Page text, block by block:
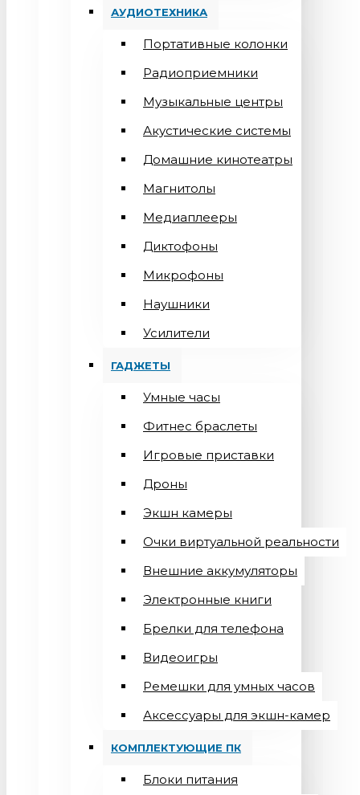
АУДИОТЕХНИКА
Портативные колонки
Радиоприемники
Музыкальные центры
Акустические системы
Домашние кинотеатры
Магнитолы
Медиаплееры
Диктофоны
Микрофоны
Наушники
Усилители
ГАДЖЕТЫ
Умные часы
Фитнес браслеты
Игровые приставки
Дроны
Экшн камеры
Очки виртуальной реальности
Внешние аккумуляторы
Электронные книги
Брелки для телефона
Видеоигры
Ремешки для умных часов
Аксессуары для экшн-камер
КОМПЛЕКТУЮЩИЕ ПК
Блоки питания